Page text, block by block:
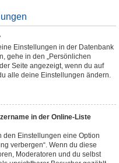
Einstellungen in der Datenbank
gehe in den „Persönlichen
Seite angezeigt, wenn du auf
alle deine Einstellungen ändern.
in der Online-Liste
den Einstellungen eine Option
verbergen“. Wenn du diese
Moderatoren und du selbst